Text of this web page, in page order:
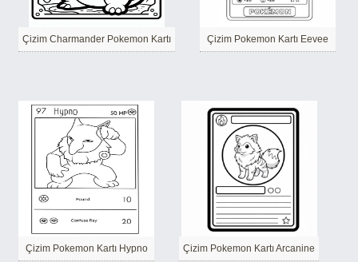
Çizim Charmander Pokemon Kartı Çizim Pokemon Kartı Eevee
Çizim Pokemon Kartı Hypno Çizim Pokemon Kartı Arcanine